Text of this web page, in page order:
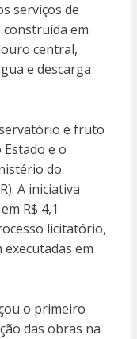
serviços de
em
central,
e descarga
é fruto
e o
do
A iniciativa
R$ 4,1
licitatório,
em
o primeiro
das obras na